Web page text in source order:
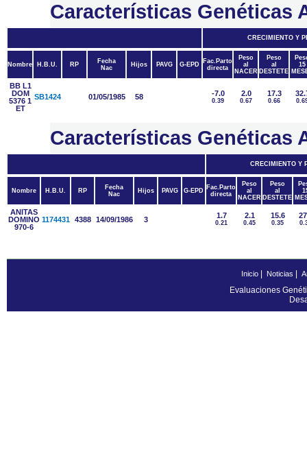
Características Genéticas
CRECIMIENTO Y
Nombre H.B.U. RP
Fecha
Nac
Hijos PAVG G-EPD
Fac.Parto
directa
Peso
al
NACER
Peso
al
DESTETE
15
BB L1
DOM
5376 1
ET
SB1424 01/05/1985 58 -7.0
0.39
2.0
0.67
17.3
0.66
Características Genéticas
CRECIMIENTO Y
Nombre H.B.U. RP
Fecha
Nac
Hijos PAVG G-EPD
Fac.Parto
directa
Peso
al
NACER
Peso
al
DESTETE
ANITAS
DOMINO
970-6
1174431 4388 14/09/1986 3 1.7
0.21
2.1
0.45
15.6
0.35
Inicio| Noticias
Evaluaciones